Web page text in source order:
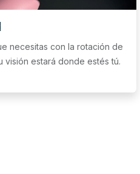
necesitas con la rotación de
visión estará donde estés tú.